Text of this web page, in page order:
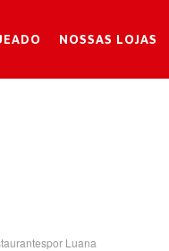
NOSSAS LOJAS
por Luana